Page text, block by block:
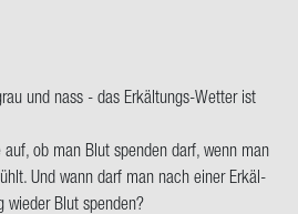
und nass - das ​Erkältungs-​Wetter ist
ob man Blut spen­den darf, wenn man
Und wann darf man nach einer Er­käl­
wie­der Blut spen­den?